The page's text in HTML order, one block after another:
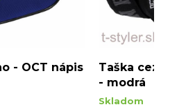
- OCT nápis
Taška cez
- modrá
Skladom